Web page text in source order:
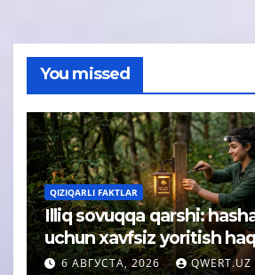
You missed
QIZIQARLI FAKTLAR
Illiq sovuqqa qarshi:
uchun xavfsiz yoritish
tushuncha afsonasi yoʻq
6 АВГУСТА, 2026 QWERT.UZ